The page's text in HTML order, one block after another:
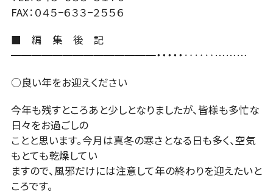
FAX：０４５−６３３−２５５６
■ 編 集 後 記
━━━━━━━━━━━━━━・・・・・‥‥‥………
○良い年をお迎えください
今年も残すところあと少しとなりましたが、皆様も多忙な
日々をお過ごしの
ことと思います。今月は真冬の寒さとなる日も多く、空気
もとても乾燥してい
ますので、風邪だけには注意して年の終わりを迎えたいと
ころです。